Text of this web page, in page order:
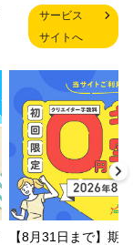
サービス
サイトへ
【8月31日まで】期